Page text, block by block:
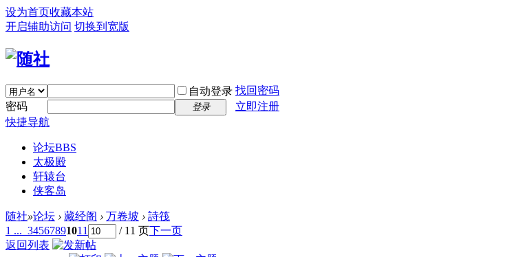
设为首页收藏本站
开启辅助访问 切换到宽版
自动登录 找回密码
密码
登录
立即注册
快捷导航
论坛BBS
太极殿
轩辕台
侠客岛
随社»论坛 › 藏经阁 › 万卷坡 › 詩筏
1 ... 34567891011 / 11 页下一页
返回列表